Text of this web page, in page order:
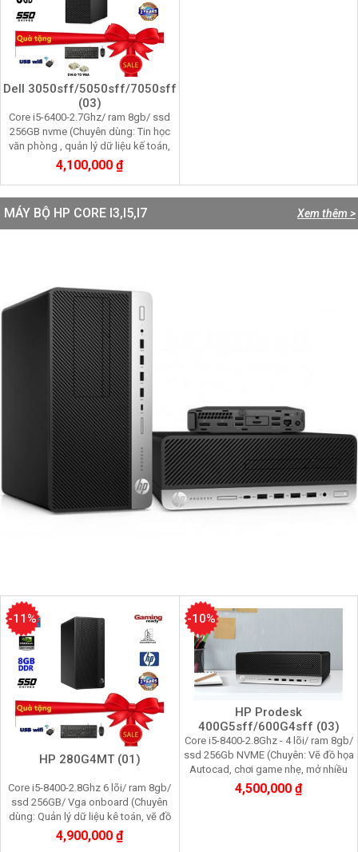
Dell 3050sff/5050sff/7050sff
(03)
Core i5-6400-2.7Ghz/ ram 8gb/ ssd
256GB nvme (Chuyên dùng: Tin học
văn phòng , quản lý dữ liệu kế toán,
giải trí đa phương tiện, đồ họa 2D)
4,100,000 ₫
Xem thêm >
MÁY BỘ HP CORE I3,I5,I7
HP 280G4MT (01)
Core i5-8400-2.8Ghz 6 lõi/ ram 8gb/
ssd 256GB/ Vga onboard (Chuyên
dùng: Quản lý dữ liệu kê toán, vẽ đồ
họa, chơi game nhẹ nhàng, bán hàng
online)
4,900,000 ₫
-11%
HP Prodesk
400G5sff/600G4sff (03)
Core i5-8400-2.8Ghz - 4 lõi/ ram 8gb/
ssd 256Gb NVME (Chuyên: Vẽ đồ họa
Autocad, chơi game nhẹ, mở nhiều
trình duyệt web)
4,500,000 ₫
-10%